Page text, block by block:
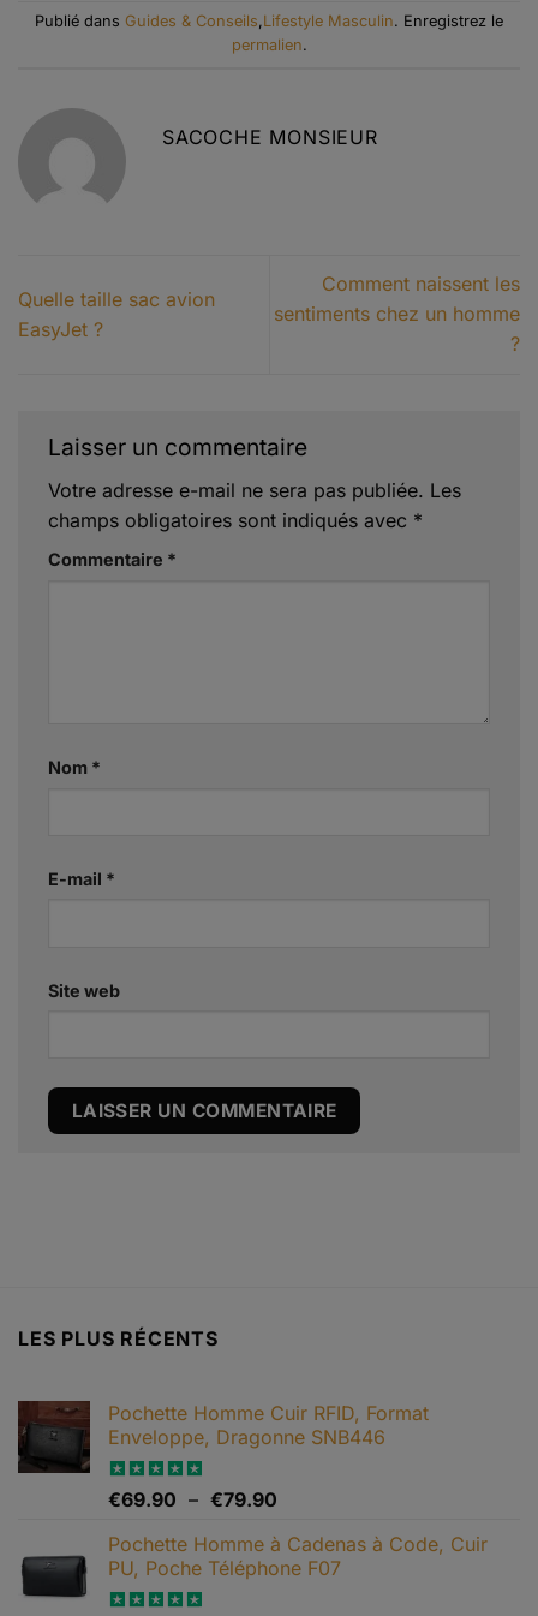
Publié dans Guides & Conseils,Lifestyle Masculin. Enregistrez le
permalien.
SACOCHE MONSIEUR
Quelle taille sac avion
EasyJet ?
Comment naissent les
sentiments chez un homme
?
Laisser un commentaire
Votre adresse e-mail ne sera pas publiée. Les
champs obligatoires sont indiqués avec *
Commentaire *
Nom *
E-mail *
Site web
LES PLUS RÉCENTS
Pochette Homme Cuir RFID, Format
Enveloppe, Dragonne SNB446
Note5.00
€69.90 – €79.90
prix :
€69.90
Pochette Homme à Cadenas à Code, Cuir
PU, Poche Téléphone F07